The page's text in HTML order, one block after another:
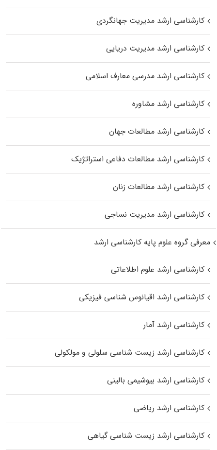
کارشناسی ارشد مدیریت جهانگردی
کارشناسی ارشد مدیریت دریایی
کارشناسی ارشد مدرسی معارف اسلامی
کارشناسی ارشد مشاوره
کارشناسی ارشد مطالعات جهان
کارشناسی ارشد مطالعات دفاعی استراتژیک
کارشناسی ارشد مطالعات زنان
کارشناسی ارشد مدیریت نساجی
معرفی گروه علوم پایه کارشناسی ارشد
کارشناسی ارشد علوم اطلاعاتی
کارشناسی ارشد اقیانوس‌ شناسی فیزیکی
کارشناسی ارشد آمار
کارشناسی ارشد زیست شناسی سلولی و مولکولی
کارشناسی ارشد بیوشیمی بالینی
کارشناسی ارشد ریاضی
کارشناسی ارشد زیست‌ شناسی گیاهی